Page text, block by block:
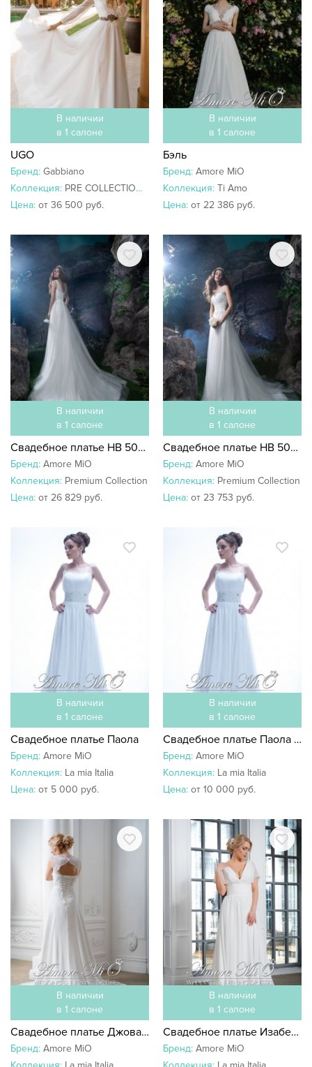
В наличии
в 1 салоне
UGO
Бренд: Gabbiano
Коллекция: PRE COLLECTION 2020
Цена: от 36 500 руб.
В наличии
в 1 салоне
Бэль
Бренд: Amore MiO
Коллекция: Ti Amo
Цена: от 22 386 руб.
В наличии
в 1 салоне
Свадебное платье НВ 5025 со шлейфом
Бренд: Amore MiO
Коллекция: Premium Collection
Цена: от 26 829 руб.
В наличии
в 1 салоне
Свадебное платье НВ 5025
Бренд: Amore MiO
Коллекция: Premium Collection
Цена: от 23 753 руб.
В наличии
в 1 салоне
Свадебное платье Паола
Бренд: Amore MiO
Коллекция: La mia Italia
Цена: от 5 000 руб.
В наличии
в 1 салоне
Свадебное платье Паола со шлейфом
Бренд: Amore MiO
Коллекция: La mia Italia
Цена: от 10 000 руб.
В наличии
в 1 салоне
Свадебное платье Джованна со шлейфом
Бренд: Amore MiO
В наличии
в 1 салоне
Свадебное платье Изабель со шлейфом
Бренд: Amore MiO